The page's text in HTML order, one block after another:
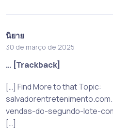
นิยาย
30 de março de 2025
… [Trackback]
[…] Find More to that Topic:
vendas-do-segundo-lote-
[…]